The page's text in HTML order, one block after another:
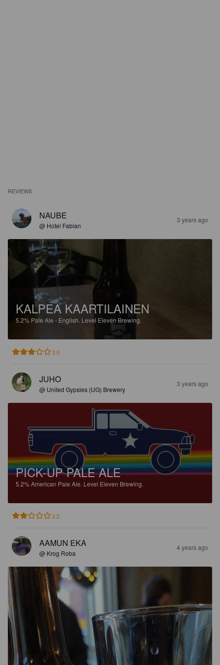
REVIEWS
NAUBE
@ Hotel Fabian
3 years ago
KALPEA KAARTILAINEN
5.2% Pale Ale - English. Level Eleven Brewing.
3.0
JUHO
@ United Gypsies (UG) Brewery
3 years ago
PICK-UP PALE ALE
5.2%American Pale Ale. Level Eleven Brewing.
2.2
AAMUN EKA
@ Krog Roba
4 years ago